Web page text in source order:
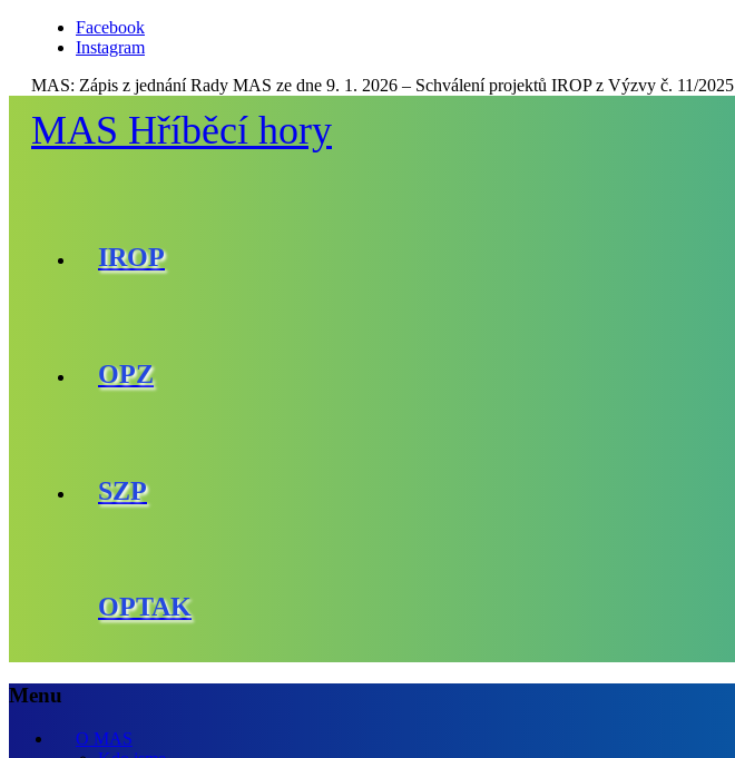
Facebook
Instagram
MAS: Zápis z jednání Rady MAS ze dne 9. 1. 2026 – Schválení projektů IROP z Výzvy č. 11/2025
MAS Hříběcí hory
IROP
OPZ
SZP
OPTAK
Menu
O MAS